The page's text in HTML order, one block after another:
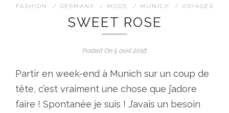
FASHION / GERMANY / MODE / MUNICH / VOYAGES
SWEET ROSE
Posted On 5 avril 2016
Partir en week-end à Munich sur un coup de
tête, c’est vraiment une chose que j’adore
faire ! Spontanée je suis ! J’avais un besoin